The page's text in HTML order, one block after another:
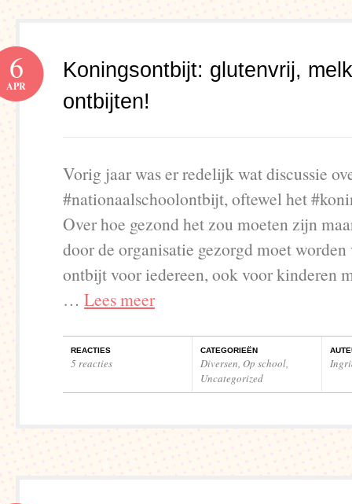
Koningsontbijt: glutenvrij,
ontbijten!
6
APR
Vorig jaar was er redelijk wat discussie
#nationaalschoolontbijt, oftewel het
Over hoe gezond het zou moeten zijn
door de organisatie gezorgd moet worden
ontbijt voor iedereen, ook voor kinderen
… Lees meer
REACTIES
5 reacties
CATEGORIEËN
Diversen, Op school,
Uncategorized